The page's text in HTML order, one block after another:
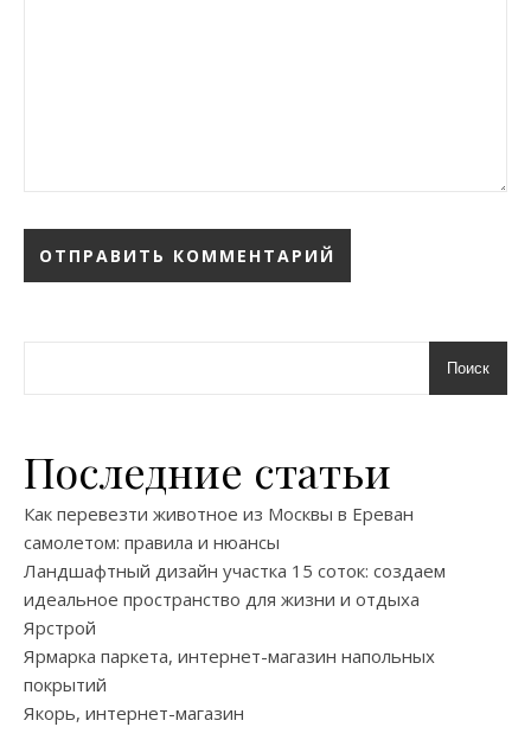
Поиск
Последние статьи
Как перевезти животное из Москвы в Ереван
самолетом: правила и нюансы
Ландшафтный дизайн участка 15 соток: создаем
идеальное пространство для жизни и отдыха
Ярстрой
Ярмарка паркета, интернет-магазин напольных
покрытий
Якорь, интернет-магазин